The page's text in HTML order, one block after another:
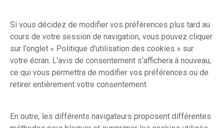
Si vous décidez de modifier vos préférences plus tard au
cours de votre session de navigation, vous pouvez cliquer
sur l'onglet « Politique d'utilisation des cookies » sur
votre écran. L'avis de consentement s'affichera à nouveau,
ce qui vous permettra de modifier vos préférences ou de
retirer entièrement votre consentement.
En outre, les différents navigateurs proposent différentes